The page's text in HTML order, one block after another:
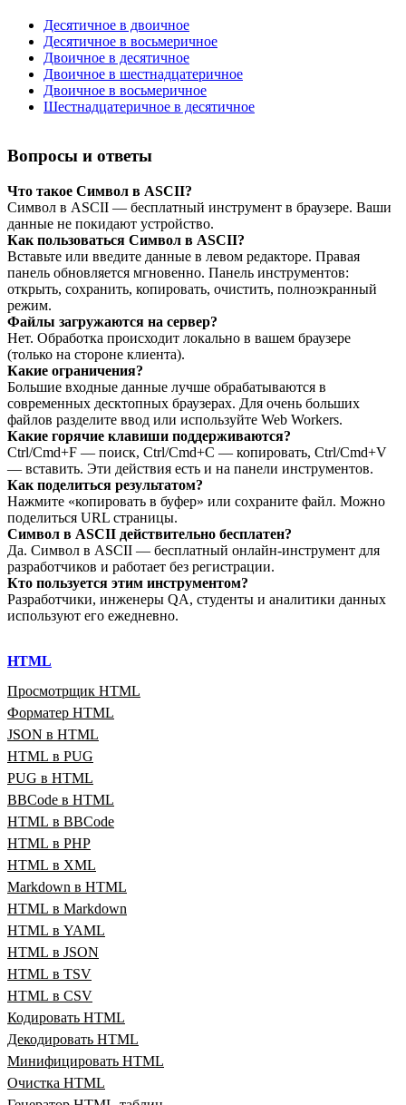
Десятичное в двоичное
Десятичное в восьмеричное
Двоичное в десятичное
Двоичное в шестнадцатеричное
Двоичное в восьмеричное
Шестнадцатеричное в десятичное
Вопросы и ответы
Что такое Символ в ASCII?
Символ в ASCII — бесплатный инструмент в браузере. Ваши
данные не покидают устройство.
Как пользоваться Символ в ASCII?
Вставьте или введите данные в левом редакторе. Правая
панель обновляется мгновенно. Панель инструментов:
открыть, сохранить, копировать, очистить, полноэкранный
режим.
Файлы загружаются на сервер?
Нет. Обработка происходит локально в вашем браузере
(только на стороне клиента).
Какие ограничения?
Большие входные данные лучше обрабатываются в
современных десктопных браузерах. Для очень больших
файлов разделите ввод или используйте Web Workers.
Какие горячие клавиши поддерживаются?
Ctrl/Cmd+F — поиск, Ctrl/Cmd+C — копировать, Ctrl/Cmd+V
— вставить. Эти действия есть и на панели инструментов.
Как поделиться результатом?
Нажмите «копировать в буфер» или сохраните файл. Можно
поделиться URL страницы.
Символ в ASCII действительно бесплатен?
Да. Символ в ASCII — бесплатный онлайн‑инструмент для
разработчиков и работает без регистрации.
Кто пользуется этим инструментом?
Разработчики, инженеры QA, студенты и аналитики данных
используют его ежедневно.
HTML
Просмотрщик HTML
Форматер HTML
JSON в HTML
HTML в PUG
PUG в HTML
BBCode в HTML
HTML в BBCode
HTML в PHP
HTML в XML
Markdown в HTML
HTML в Markdown
HTML в YAML
HTML в JSON
HTML в TSV
HTML в CSV
Кодировать HTML
Декодировать HTML
Минифицировать HTML
Очистка HTML